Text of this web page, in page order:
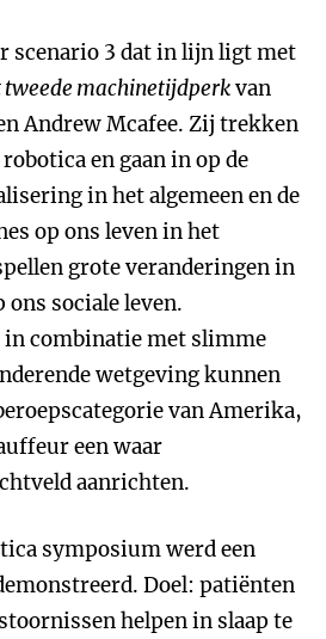
scenario 3 dat in lijn ligt met
tweede machinetijdperkvan
Andrew Mcafee. Zij trekken
en gaan in op de
in het algemeen en de
op ons leven in het
grote veranderingen in
sociale leven.
in combinatie met slimme
wetgeving kunnen
van Amerika,
een waar
aanrichten.
symposium werd een
Doel: patiënten
helpen in slaap te